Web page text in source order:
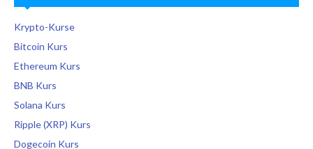
Krypto-Kurse
Bitcoin Kurs
Ethereum Kurs
BNB Kurs
Solana Kurs
Ripple (XRP) Kurs
Dogecoin Kurs